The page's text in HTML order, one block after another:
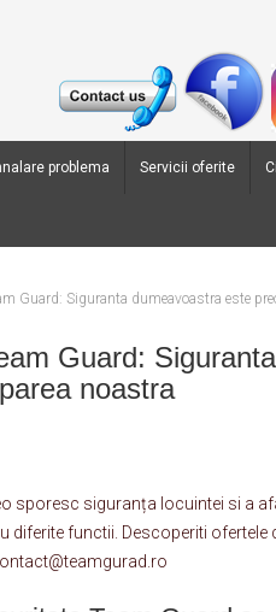
problema Servicii oferite
Guard: Siguranta dumeavoastra este
Guard: Siguranta
noastra
sporesc siguranța locuintei si a
diferite functii. Descoperiti ofertele